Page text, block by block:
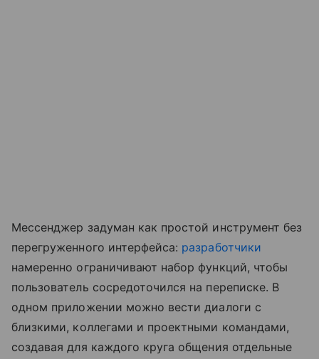
Мессенджер задуман как простой инструмент без
перегруженного интерфейса: разработчики
намеренно ограничивают набор функций, чтобы
пользователь сосредоточился на переписке. В
одном приложении можно вести диалоги с
близкими, коллегами и проектными командами,
создавая для каждого круга общения отдельные